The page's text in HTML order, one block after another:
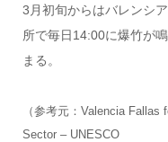
3月初旬からはバレンシ
所で毎日14:00に爆竹が
まる。
（参考元：Valencia
Sector – UNESCO